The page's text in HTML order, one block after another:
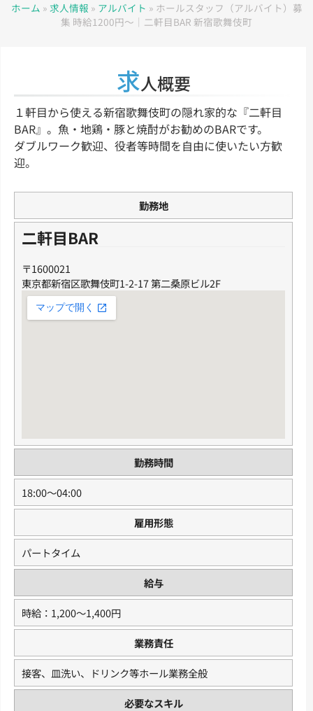
ホーム » 求人情報 » アルバイト » ホールスタッフ（アルバイト）募
集 時給1200円～｜二軒目BAR 新宿歌舞伎町
求人概要
１軒目から使える新宿歌舞伎町の隠れ家的な『二軒目
BAR』。魚・地鶏・豚と焼酎がお勧めのBARです。
ダブルワーク歓迎、役者等時間を自由に使いたい方歓
迎。
勤務地
二軒目BAR
〒1600021
東京都新宿区歌舞伎町1-2-17 第二桑原ビル2F
勤務時間
18:00〜04:00
雇用形態
パートタイム
給与
時給：1,200〜1,400円
業務責任
接客、皿洗い、ドリンク等ホール業務全般
必要なスキル